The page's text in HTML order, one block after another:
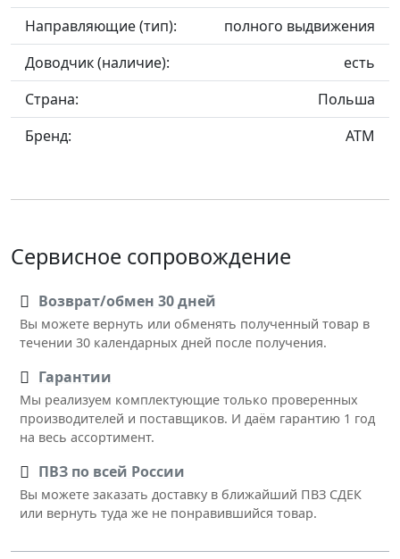
Направляющие (тип):
полного выдвижения
Доводчик (наличие):
есть
Страна:
Польша
Бренд:
ATM
Сервисное сопровождение
Возврат/обмен 30 дней
Вы можете вернуть или обменять полученный товар в
течении 30 календарных дней после получения.
Гарантии
Мы реализуем комплектующие только проверенных
производителей и поставщиков. И даём гарантию 1 год
на весь ассортимент.
ПВЗ по всей России
Вы можете заказать доставку в ближайший ПВЗ СДЕК
или вернуть туда же не понравившийся товар.